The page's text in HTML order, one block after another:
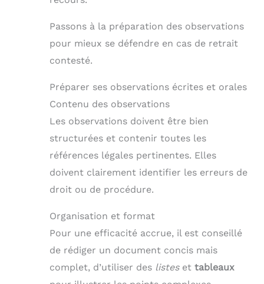
Passons à la préparation des observations
pour mieux se défendre en cas de retrait
contesté.
Préparer ses observations écrites et orales
Contenu des observations
Les observations doivent être bien
structurées et contenir toutes les
références légales pertinentes. Elles
doivent clairement identifier les erreurs de
droit ou de procédure.
Organisation et format
Pour une efficacité accrue, il est conseillé
de rédiger un document concis mais
complet, d’utiliser des listeset tableaux